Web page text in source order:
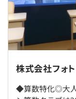
・技術書の購入費
・資格取得支援制
万円支給）
・ハッカソンのよ
徒たちが使いやす
転勤はございませ
就業場所の変更範囲
＜雇入時＞
東京本社
＜変更範囲＞
10：00～19：00（
休憩時間：60分（
自主性に任せてい
平均残業時間：平
・完全週休2日制
研修の有無及び内
※新人研修として
伝えします。その
自己啓発支援の有
自己啓発は非常に
修、社外研修、良
株式会社フォ
◆算数特化◎大